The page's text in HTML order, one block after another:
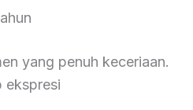
yang penuh keceriaan.
ekspresi